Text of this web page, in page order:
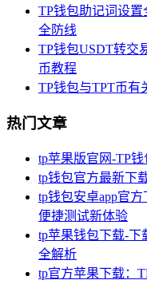
TP钱包助记词设
全防线
TP钱包USDT转交
币教程
TP钱包与TPT币有
热门文章
tp苹果版官网-TP
tp钱包官方最新下
tp钱包安卓app官
便捷测试新体验
tp苹果钱包下载-下
全解析
tp官方苹果下载：